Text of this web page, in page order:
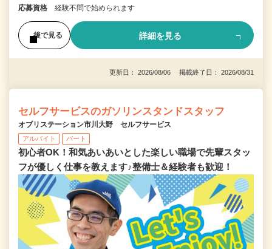
応募資格 経験不問で始められます
後で見る 詳細を見る
更新日： 2026/08/06 掲載終了日： 2026/08/31
セルフサービスのガソリンスタンドスタッフ
オブリステーション市川大野 セルフサービス
アルバイト パート
初心者OK！和気あいあいとした楽しい職場で先輩スタッ
フが優しく仕事を教えます♪整備士＆経験者も歓迎！